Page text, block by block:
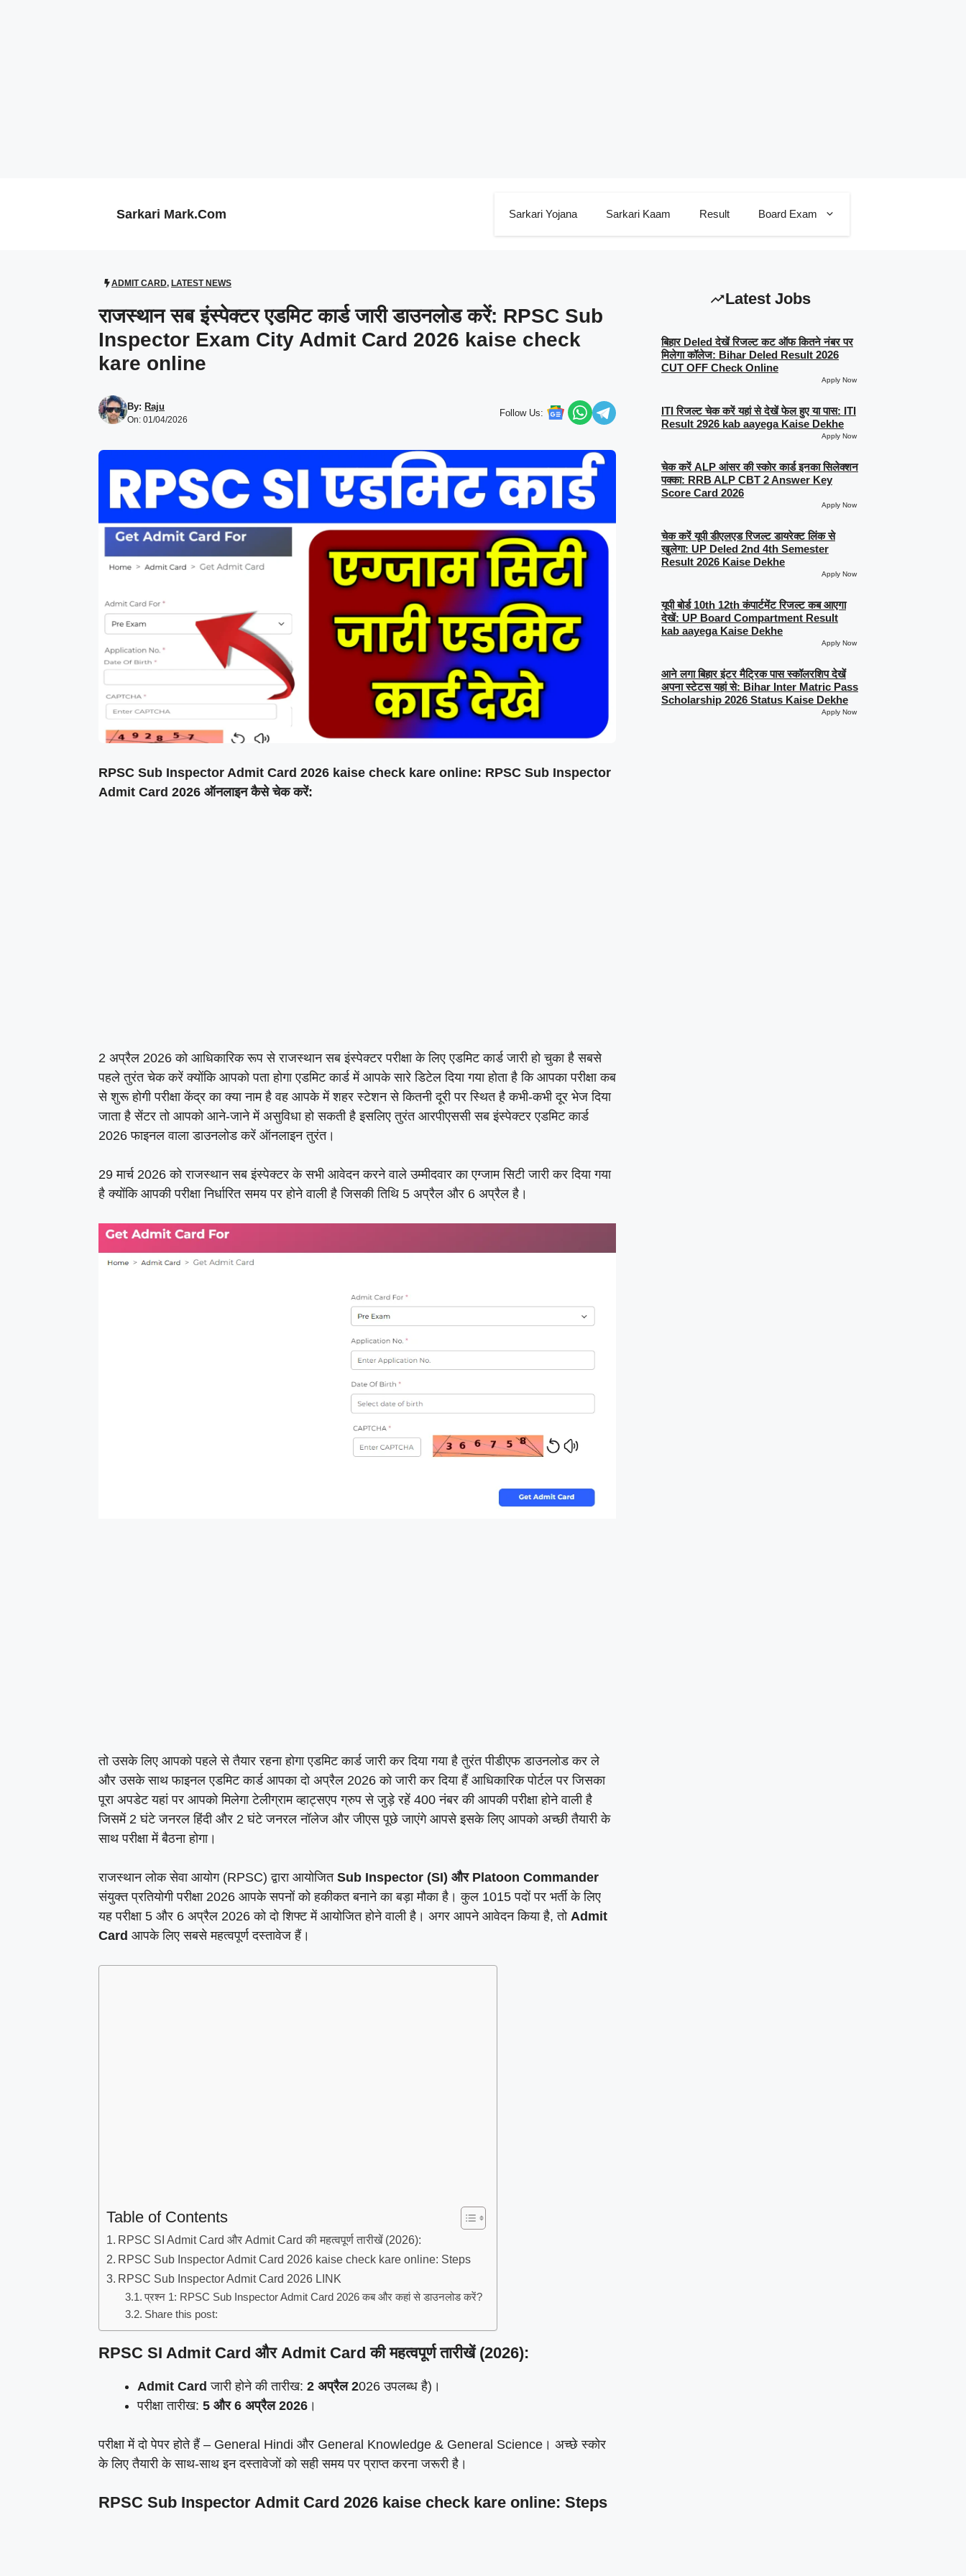
Sarkari Mark.Com Sarkari Yojana Sarkari Kaam Result Board Exam
ADMIT CARD, LATEST NEWS
राजस्थान सब इंस्पेक्टर एडमिट कार्ड जारी डाउनलोड करें: RPSC Sub
Inspector Exam City Admit Card 2026 kaise check
kare online
By: Raju
On: 01/04/2026
Follow Us:
RPSC Sub Inspector Admit Card 2026 kaise check kare online: RPSC Sub Inspector
Admit Card 2026 ऑनलाइन कैसे चेक करें:
2 अप्रैल 2026 को आधिकारिक रूप से राजस्थान सब इंस्पेक्टर परीक्षा के लिए एडमिट कार्ड जारी हो चुका है सबसे
पहले तुरंत चेक करें क्योंकि आपको पता होगा एडमिट कार्ड में आपके सारे डिटेल दिया गया होता है कि आपका परीक्षा कब
से शुरू होगी परीक्षा केंद्र का क्या नाम है वह आपके में शहर स्टेशन से कितनी दूरी पर स्थित है कभी-कभी दूर भेज दिया
जाता है सेंटर तो आपको आने-जाने में असुविधा हो सकती है इसलिए तुरंत आरपीएससी सब इंस्पेक्टर एडमिट कार्ड
2026 फाइनल वाला डाउनलोड करें ऑनलाइन तुरंत।
29 मार्च 2026 को राजस्थान सब इंस्पेक्टर के सभी आवेदन करने वाले उम्मीदवार का एग्जाम सिटी जारी कर दिया गया
है क्योंकि आपकी परीक्षा निर्धारित समय पर होने वाली है जिसकी तिथि 5 अप्रैल और 6 अप्रैल है।
तो उसके लिए आपको पहले से तैयार रहना होगा एडमिट कार्ड जारी कर दिया गया है तुरंत पीडीएफ डाउनलोड कर ले
और उसके साथ फाइनल एडमिट कार्ड आपका दो अप्रैल 2026 को जारी कर दिया हैं आधिकारिक पोर्टल पर जिसका
पूरा अपडेट यहां पर आपको मिलेगा टेलीग्राम व्हाट्सएप ग्रुप से जुड़े रहें 400 नंबर की आपकी परीक्षा होने वाली है
जिसमें 2 घंटे जनरल हिंदी और 2 घंटे जनरल नॉलेज और जीएस पूछे जाएंगे आपसे इसके लिए आपको अच्छी तैयारी के
साथ परीक्षा में बैठना होगा।
राजस्थान लोक सेवा आयोग (RPSC) द्वारा आयोजित Sub Inspector (SI) और Platoon Commander
संयुक्त प्रतियोगी परीक्षा 2026 आपके सपनों को हकीकत बनाने का बड़ा मौका है। कुल 1015 पदों पर भर्ती के लिए
यह परीक्षा 5 और 6 अप्रैल 2026 को दो शिफ्ट में आयोजित होने वाली है। अगर आपने आवेदन किया है, तो Admit
Card आपके लिए सबसे महत्वपूर्ण दस्तावेज हैं।
Table of Contents
RPSC SI Admit Card और Admit Card की महत्वपूर्ण तारीखें (2026):
RPSC Sub Inspector Admit Card 2026 kaise check kare online: Steps
RPSC Sub Inspector Admit Card 2026 LINK
प्रश्न 1: RPSC Sub Inspector Admit Card 2026 कब और कहां से डाउनलोड करें?
Share this post:
RPSC SI Admit Card और Admit Card की महत्वपूर्ण तारीखें (2026):
Admit Card जारी होने की तारीख: 2 अप्रैल 2026 उपलब्ध है)।
परीक्षा तारीख: 5 और 6 अप्रैल 2026 ।
परीक्षा में दो पेपर होते हैं – General Hindi और General Knowledge & General Science। अच्छे स्कोर
के लिए तैयारी के साथ-साथ इन दस्तावेजों को सही समय पर प्राप्त करना जरूरी है।
RPSC Sub Inspector Admit Card 2026 kaise check kare online: Steps
Latest Jobs
बिहार Deled देखें रिजल्ट कट ऑफ कितने नंबर पर
मिलेगा कॉलेज: Bihar Deled Result 2026
CUT OFF Check Online
Apply Now
ITI रिजल्ट चेक करें यहां से देखें फेल हुए या पास: ITI
Result 2926 kab aayega Kaise Dekhe
Apply Now
चेक करें ALP आंसर की स्कोर कार्ड इनका सिलेक्शन
पक्का: RRB ALP CBT 2 Answer Key
Score Card 2026
Apply Now
चेक करें यूपी डीएलएड रिजल्ट डायरेक्ट लिंक से
खुलेगा: UP Deled 2nd 4th Semester
Result 2026 Kaise Dekhe
Apply Now
यूपी बोर्ड 10th 12th कंपार्टमेंट रिजल्ट कब आएगा
देखें: UP Board Compartment Result
kab aayega Kaise Dekhe
Apply Now
आने लगा बिहार इंटर मैट्रिक पास स्कॉलरशिप देखें
अपना स्टेटस यहां से: Bihar Inter Matric Pass
Scholarship 2026 Status Kaise Dekhe
Apply Now